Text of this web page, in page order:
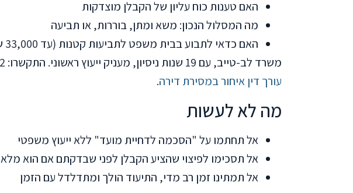
האם טענות כוח עליון של הקבלן מוצדקות
מה המסלול הנכון: משא ומתן, בוררות, או תביעה
האם כדאי לתבוע בבית משפט לתביעות קטנות (עד 33,000 שקל ללא עו"ד)
משרד לב-טייב, עם 19 שנות ניסיון, מעניק ייעוץ ראשוני. התקשרו: 072-2428822 או בקרו בדף
עורך דין איחור במסירת דירה.
מה לא לעשות
אל תחתמו על "הסכמה לדחיית מועד" ללא ייעוץ משפטי
אל תסכימו לפיצוי שהציע הקבלן לפני שבדקתם אם הוא מלא
אל תמתינו זמן רב מדי, התיעוד הולך ומתדלדל עם הזמן